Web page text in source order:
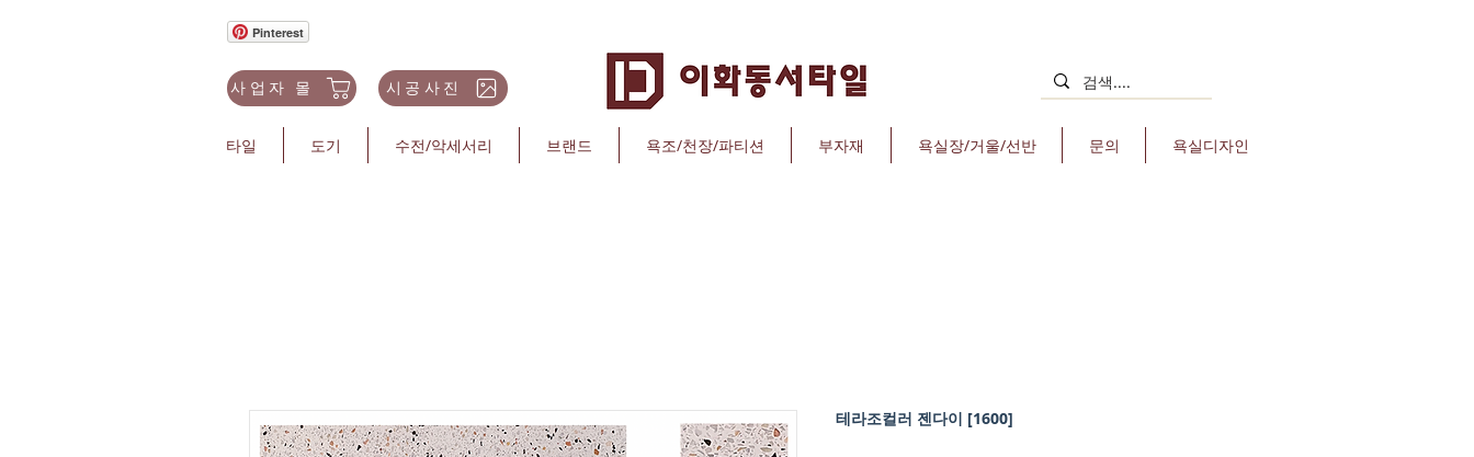
Pinterest
사업자 몰 시공사진
타일 도기 수전/악세서리 브랜드 욕조/천장/파티션 부자재 욕실장/거울/선반 문의 욕실디자인
테라조컬러 젠다이 [1600]